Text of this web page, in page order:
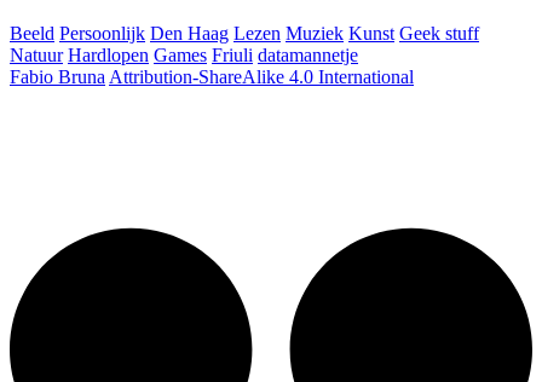
Beeld Persoonlijk Den Haag Lezen Muziek Kunst Geek stuff
Natuur Hardlopen Games Friuli datamannetje
Fabio Bruna Attribution-ShareAlike 4.0 International